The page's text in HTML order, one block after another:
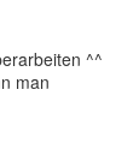
^^
man